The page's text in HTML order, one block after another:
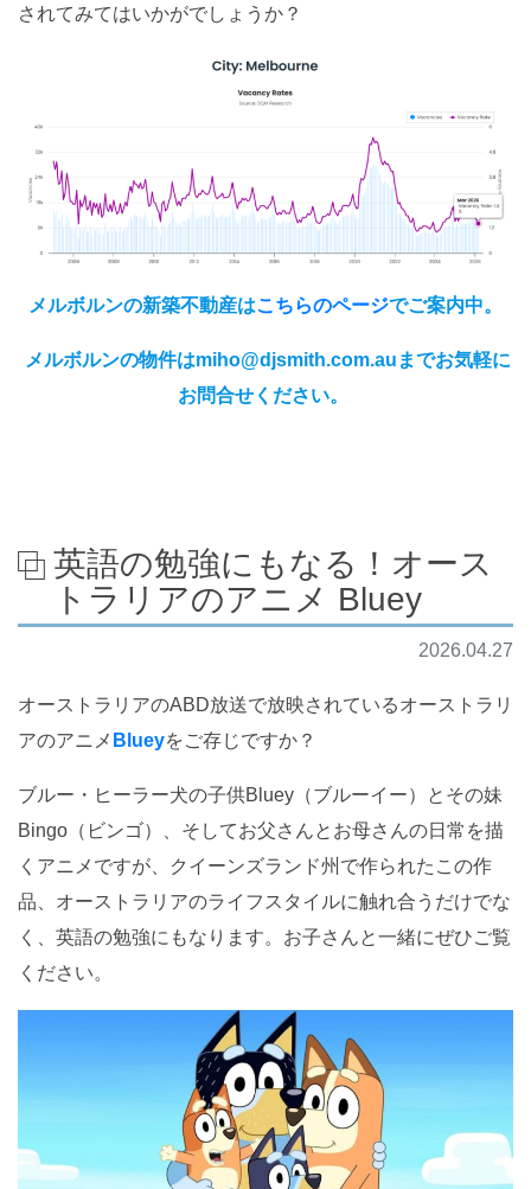
されてみてはいかがでしょうか？
メルボルンの新築不動産はこちらのページでご案内中。
メルボルンの物件はmiho@djsmith.com.auまでお気軽に
お問合せください。
英語の勉強にもなる！オース
トラリアのアニメ Bluey
2026.04.27
オーストラリアのABD放送で放映されているオーストラリ
アのアニメ Blueyをご存じですか？
ブルー・ヒーラー犬の子供Bluey（ブルーイー）とその妹
Bingo（ビンゴ）、そしてお父さんとお母さんの日常を描
くアニメですが、クイーンズランド州で作られたこの作
品、オーストラリアのライフスタイルに触れ合うだけでな
く、英語の勉強にもなります。お子さんと一緒にぜひご覧
ください。